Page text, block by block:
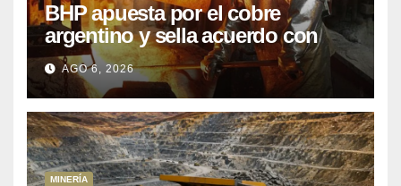
BHP apuesta por el cobre
argentino y sella acuerdo con
Kobrea para siete proyecto
AGO 6, 2026
MINERÍA